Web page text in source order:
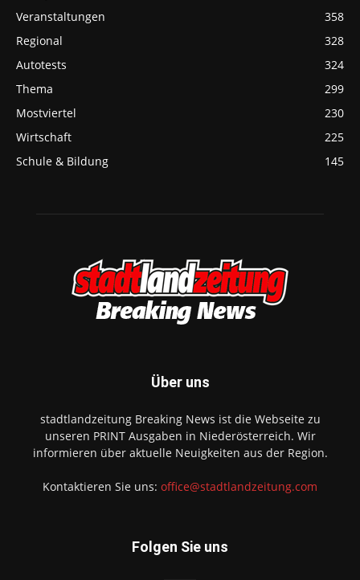
Veranstaltungen
358
Regional
328
Autotests
324
Thema
299
Mostviertel
230
Wirtschaft
225
Schule & Bildung
145
Über uns
stadtlandzeitung Breaking News ist die Webseite zu
unseren PRINT Ausgaben in Niederösterreich. Wir
informieren über aktuelle Neuigkeiten aus der Region.
Kontaktieren Sie uns: office@stadtlandzeitung.com
Folgen Sie uns